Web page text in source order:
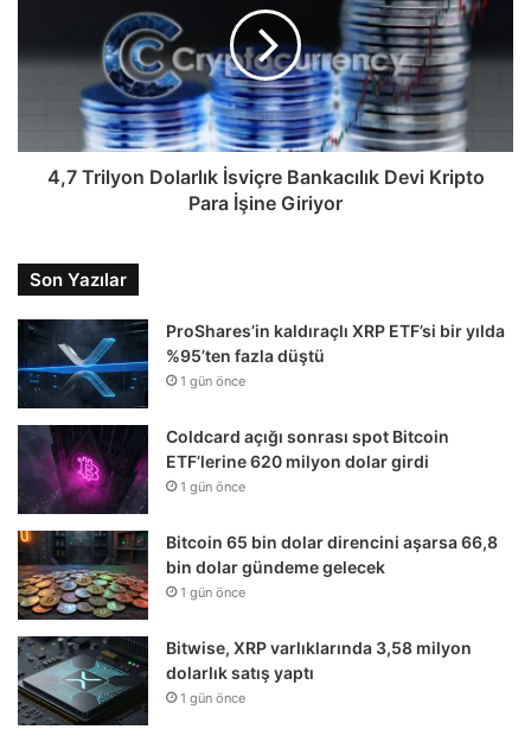
4,7 Trilyon Dolarlık İsviçre Bankacılık Devi Kripto
Para İşine Giriyor
Son Yazılar
ProShares’in kaldıraçlı XRP ETF’si bir yılda
%95’ten fazla düştü
1 gün önce
Coldcard açığı sonrası spot Bitcoin
ETF’lerine 620 milyon dolar girdi
1 gün önce
Bitcoin 65 bin dolar direncini aşarsa 66,8
bin dolar gündeme gelecek
1 gün önce
Bitwise, XRP varlıklarında 3,58 milyon
dolarlık satış yaptı
1 gün önce